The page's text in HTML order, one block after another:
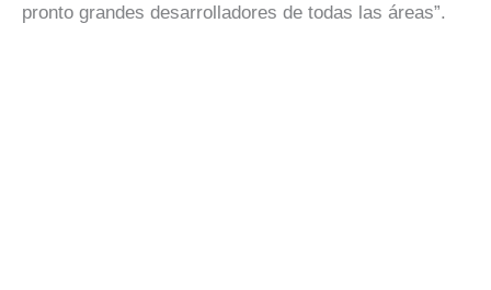
pronto grandes desarrolladores de todas las áreas”.